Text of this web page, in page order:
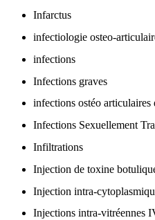
Infarctus
infectiologie osteo-
infections
Infections graves
infections ostéo articulaires
Infections Sexuellement
Infiltrations
Injection de toxine
Injection intra-
Injections intra-vitréennes